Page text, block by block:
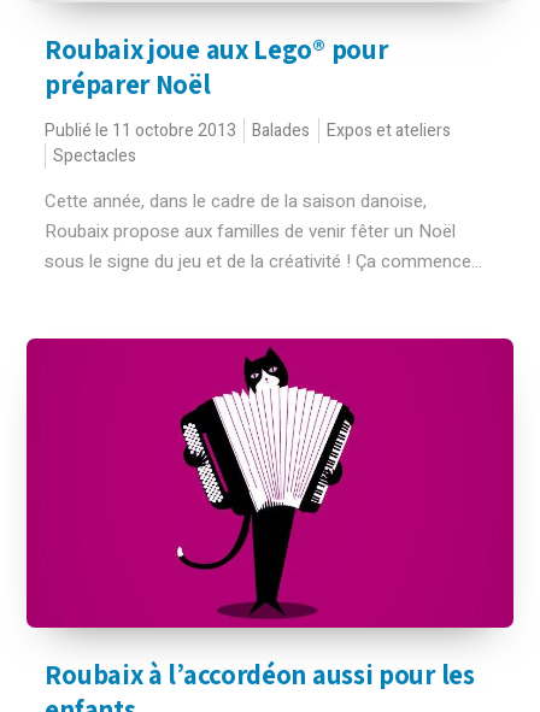
Roubaix joue aux Lego® pour
préparer Noël
Publié le 11 octobre 2013 Balades
Expos et ateliers
Spectacles
Cette année, dans le cadre de la saison danoise,
Roubaix propose aux familles de venir fêter un Noël
sous le signe du jeu et de la créativité ! Ça commence...
Roubaix à l’accordéon aussi pour les